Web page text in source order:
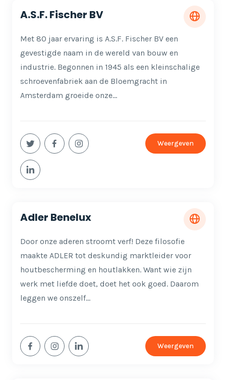
A.S.F. Fischer BV
Met 80 jaar ervaring is A.S.F. Fischer BV een
gevestigde naam in de wereld van bouw en
industrie. Begonnen in 1945 als een kleinschalige
schroevenfabriek aan de Bloemgracht in
Amsterdam groeide onze…
Weergeven
Adler Benelux
Door onze aderen stroomt verf! Deze filosofie
maakte ADLER tot deskundig marktleider voor
houtbescherming en houtlakken. Want wie zijn
werk met liefde doet, doet het ook goed. Daarom
leggen we onszelf…
Weergeven